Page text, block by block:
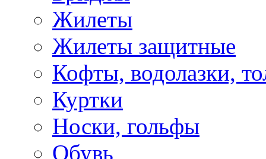
Жилеты
Жилеты защитные
Кофты, водолазки,
Куртки
Носки, гольфы
Обувь